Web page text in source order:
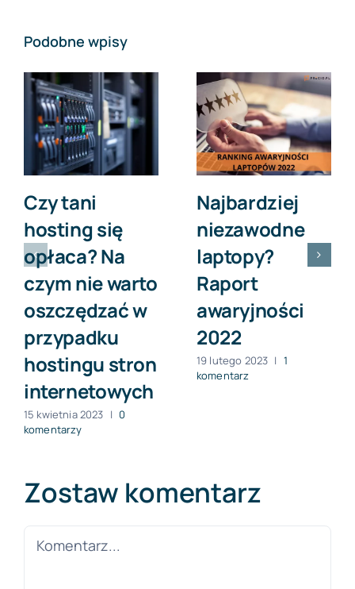
Podobne wpisy
Czy tani
hosting się
opłaca? Na
czym nie warto
oszczędzać w
przypadku
hostingu stron
internetowych
15 kwietnia 2023 | 0
komentarzy
Najbardziej
niezawodne
laptopy?
Raport
awaryjności
2022
19 lutego 2023 | 1
komentarz
Zostaw komentarz
Comment